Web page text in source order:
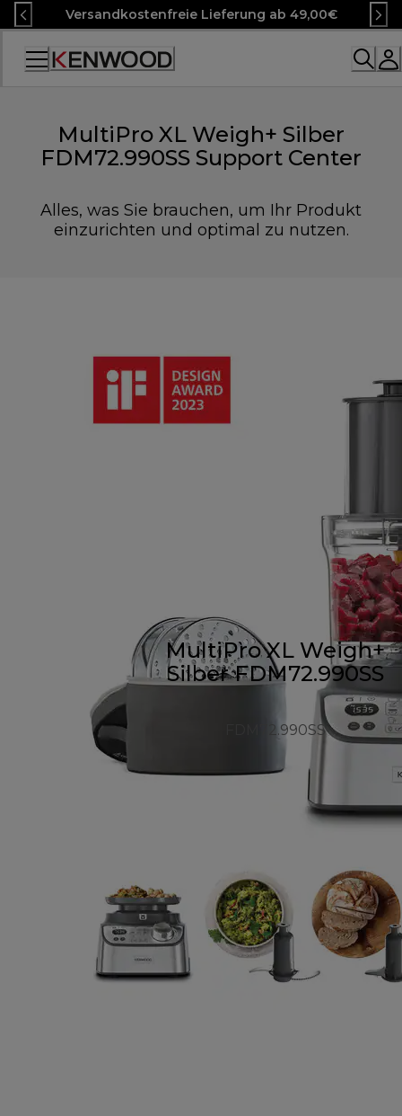
Skip
to
Content
Versandkostenfreie Lieferung ab 49,00€
Accessibility
MultiPro XL Weigh+ Silber
FDM72.990SS Support Center
Alles, was Sie brauchen, um Ihr Produkt
einzurichten und optimal zu nutzen.
MultiPro XL Weigh+
Silber FDM72.990SS
FDM72.990SS